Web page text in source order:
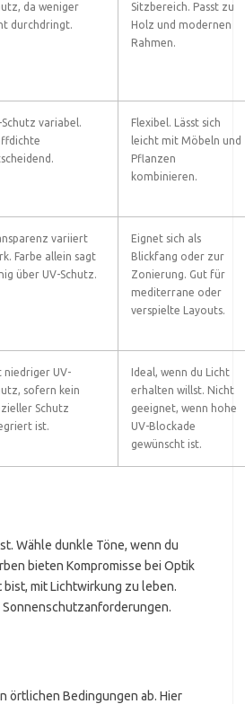
da weniger
durchdringt.
Sitzbereich. Passt zu
Holz und modernen
Rahmen.
Schutz variabel.
Flexibel. Lässt sich
leicht mit Möbeln und
Pflanzen
kombinieren.
variiert
Farbe allein sagt
über UV-Schutz.
Eignet sich als
Blickfang oder zur
Zonierung. Gut für
mediterrane oder
verspielte Layouts.
niedriger UV-
sofern kein
Schutz
ist.
Ideal, wenn du Licht
erhalten willst. Nicht
geeignet, wenn hohe
UV-Blockade
gewünscht ist.
Wähle dunkle Töne, wenn du
bieten Kompromisse bei Optik
mit Lichtwirkung zu leben.
örtlichen Bedingungen ab. Hier